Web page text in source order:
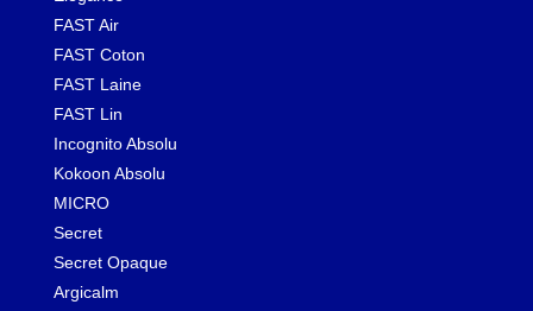
FAST Air
FAST Coton
FAST Laine
FAST Lin
Incognito Absolu
Kokoon Absolu
MICRO
Secret
Secret Opaque
Argicalm